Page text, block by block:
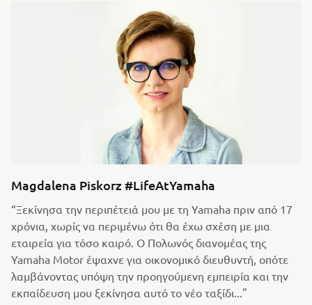
Magdalena Piskorz #LifeAtYamaha
“Ξεκίνησα την περιπέτειά μου με τη Yamaha πριν από 17
χρόνια, χωρίς να περιμένω ότι θα έχω σχέση με μια
εταιρεία για τόσο καιρό. Ο Πολωνός διανομέας της
Yamaha Motor έψαχνε για οικονομικό διευθυντή, οπότε
λαμβάνοντας υπόψη την προηγούμενη εμπειρία και την
εκπαίδευση μου ξεκίνησα αυτό το νέο ταξίδι..."